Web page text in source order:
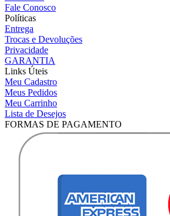
Fale Conosco
Políticas
Entrega
Trocas e Devoluções
Privacidade
GARANTIA
Links Úteis
Meu Cadastro
Meus Pedidos
Meu Carrinho
Lista de Desejos
FORMAS DE PAGAMENTO